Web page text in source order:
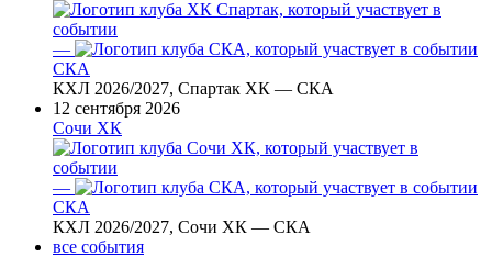
—
СКА
КХЛ 2026/2027, Спартак ХК — СКА
12 сентября 2026
Сочи ХК
—
СКА
КХЛ 2026/2027, Сочи ХК — СКА
все события